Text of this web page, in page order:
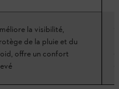
la visibilité,
de la pluie et du
offre un confort